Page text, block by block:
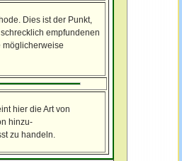
Dies ist der Punkt,
empfundenen
möglicherweise
hier die Art von
hinzu-
zu handeln.